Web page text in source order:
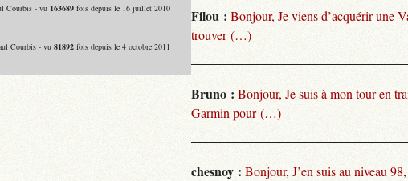
Courbis - vu 163689fois depuis le 16 juillet 2010
Courbis - vu 81892fois depuis le 4 octobre 2011
Filou : Bonjour, Je viens d’acquérir une
trouver (…)
Bruno : Bonjour, Je suis à mon tour en
Garmin pour (…)
chesnoy : Bonjour, J’en suis au niveau